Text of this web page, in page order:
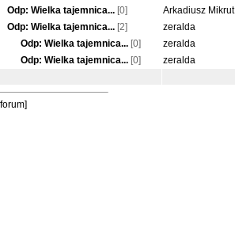
Odp: Wielka tajemnica... [0] Arkadiusz Mikrut
Odp: Wielka tajemnica... [2] zeralda
Odp: Wielka tajemnica... [0] zeralda
Odp: Wielka tajemnica... [0] zeralda